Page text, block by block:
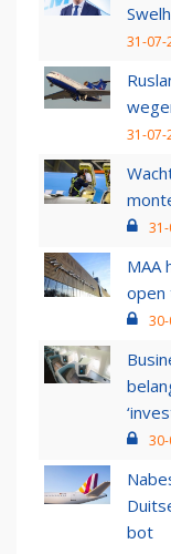
31-07-
31-07-
MAA
open
bot